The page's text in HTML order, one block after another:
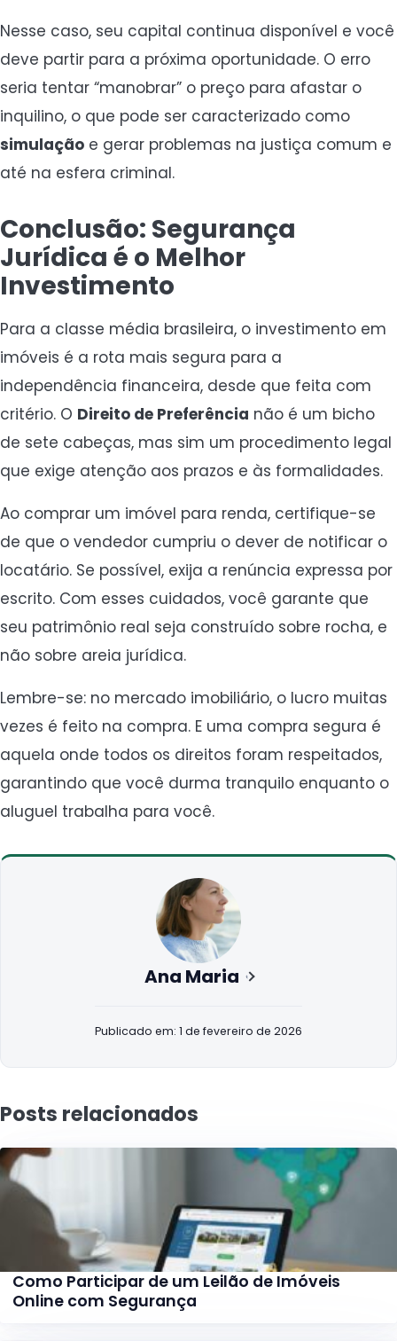
Nesse caso, seu capital continua disponível e você
deve partir para a próxima oportunidade. O erro
seria tentar “manobrar” o preço para afastar o
inquilino, o que pode ser caracterizado como
simulação e gerar problemas na justiça comum e
até na esfera criminal.
Conclusão: Segurança
Jurídica é o Melhor
Investimento
Para a classe média brasileira, o investimento em
imóveis é a rota mais segura para a
independência financeira, desde que feita com
critério. O Direito de Preferência não é um bicho
de sete cabeças, mas sim um procedimento legal
que exige atenção aos prazos e às formalidades.
Ao comprar um imóvel para renda, certifique-se
de que o vendedor cumpriu o dever de notificar o
locatário. Se possível, exija a renúncia expressa por
escrito. Com esses cuidados, você garante que
seu patrimônio real seja construído sobre rocha, e
não sobre areia jurídica.
Lembre-se: no mercado imobiliário, o lucro muitas
vezes é feito na compra. E uma compra segura é
aquela onde todos os direitos foram respeitados,
garantindo que você durma tranquilo enquanto o
aluguel trabalha para você.
Ana Maria
Publicado em: 1 de fevereiro de 2026
Posts relacionados
Como Participar de um Leilão de Imóveis
Online com Segurança